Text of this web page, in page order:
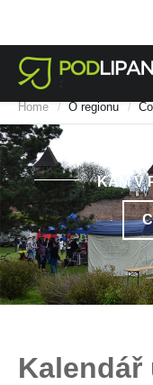
Home / O regionu /
KAM V